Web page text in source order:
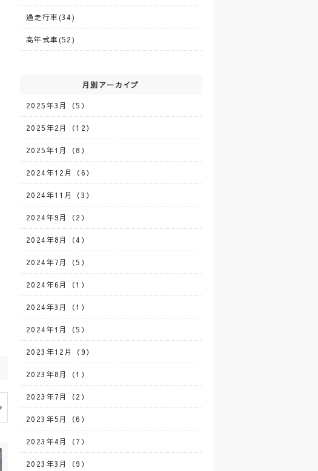
過走行車(34)
高年式車(52)
月別アーカイブ
2025年3月（5）
2025年2月（12）
2025年1月（8）
2024年12月（6）
2024年11月（3）
2024年9月（2）
2024年8月（4）
2024年7月（5）
2024年6月（1）
2024年3月（1）
2024年1月（5）
2023年12月（9）
2023年8月（1）
2023年7月（2）
2023年5月（6）
2023年4月（7）
2023年3月（9）